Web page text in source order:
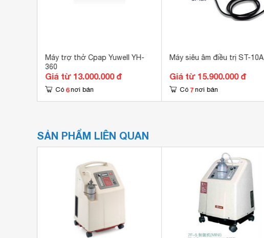
Máy trợ thở Cpap Yuwell YH-
360
Giá từ 13.000.000 đ
Có 6 nơi bán
Máy siêu âm điều trị ST-10A
Giá từ 15.900.000 đ
Có 7 nơi bán
SẢN PHẨM LIÊN QUAN